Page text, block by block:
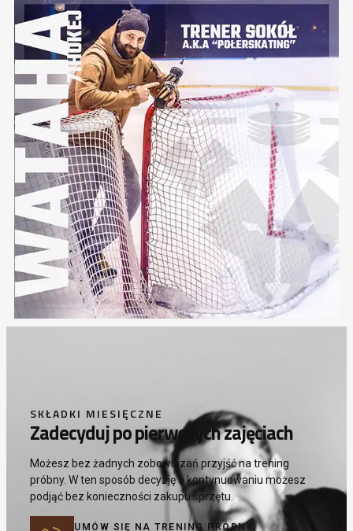
SKŁADKI MIESIĘCZNE
Zadecyduj po pierwszych zajęciach
Możesz bez żadnych zobowiązań przyjść na trening
próbny. W ten sposób decyzję o kontynuowaniu możesz
podjąć bez konieczności zakupu sprzętu.
UMÓW SIĘ NA TRENING PRÓBNY